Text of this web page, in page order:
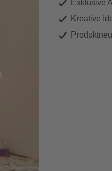
Exklusive
Kreative